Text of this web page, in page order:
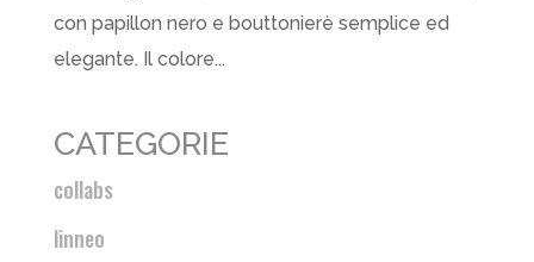
con papillon nero e bouttonierè semplice ed
elegante. Il colore...
CATEGORIE
collabs
linneo